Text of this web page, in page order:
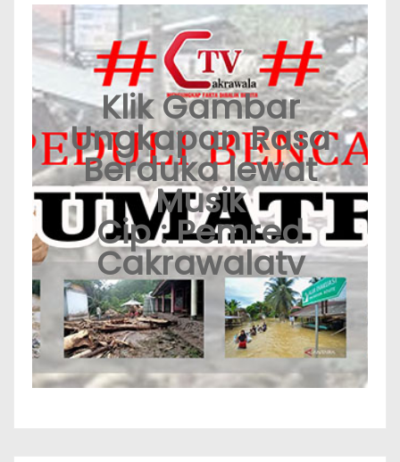
Klik Gambar
Ungkapan Rasa
Berduka lewat
Musik
Cip : Pemred
Cakrawalatv